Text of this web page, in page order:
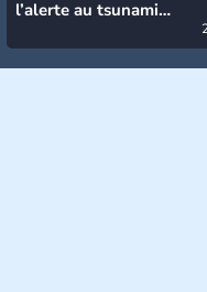
l’alerte au tsunami